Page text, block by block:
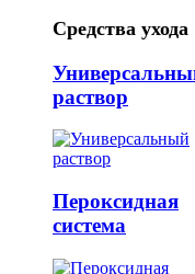
Средства ухода
раствор
Пероксидная
система